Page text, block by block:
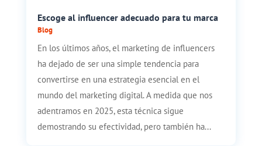
Escoge al influencer adecuado para tu marca
Blog
En los últimos años, el marketing de influencers
ha dejado de ser una simple tendencia para
convertirse en una estrategia esencial en el
mundo del marketing digital. A medida que nos
adentramos en 2025, esta técnica sigue
demostrando su efectividad, pero también ha...